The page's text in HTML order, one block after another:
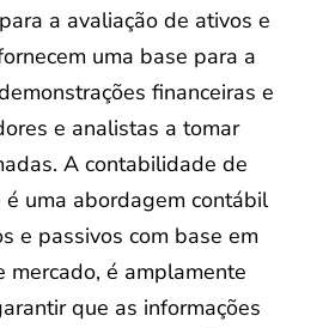
a avaliação de ativos e
uma base para a
financeiras e
e analistas a tomar
A contabilidade de
uma abordagem contábil
e passivos com base em
mercado, é amplamente
que as informações